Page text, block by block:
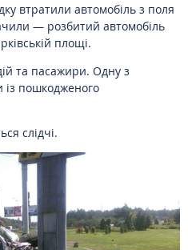
втратили автомобіль з поля
— розбитий автомобіль
площі.
та пасажири. Одну з
із пошкодженого
слідчі.